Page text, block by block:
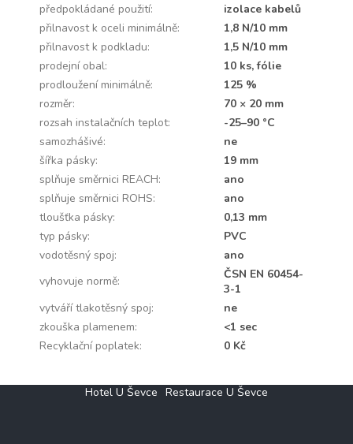
předpokládané použití:
izolace kabelů
přilnavost k oceli minimálně:
1,8 N/10 mm
přilnavost k podkladu:
1,5 N/10 mm
prodejní obal:
10 ks, fólie
prodloužení minimálně:
125 %
rozměr:
70 × 20 mm
rozsah instalačních teplot:
-25–90 °C
samozhášivé:
ne
šířka pásky:
19 mm
splňuje směrnici REACH:
ano
splňuje směrnici ROHS:
ano
tloušťka pásky:
0,13 mm
typ pásky:
PVC
vodotěsný spoj:
ano
vyhovuje normě:
ČSN EN 60454-
3-1
vytváří tlakotěsný spoj:
ne
zkouška plamenem:
<1 sec
Recyklační poplatek: 0 Kč
Hotel U Ševce Restaurace U Ševce